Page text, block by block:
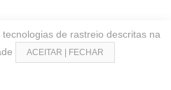
de rastreio descritas na
ACEITAR | FECHAR